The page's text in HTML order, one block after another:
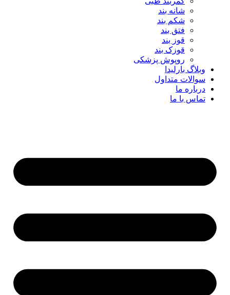
شانه بند
شکم بند
فتق بند
قوز بند
قوزک بند
روپوش پزشکی
وبلاگ بارلیدا
سوالات متداول
درباره ما
تماس با ما